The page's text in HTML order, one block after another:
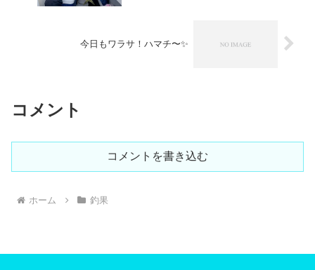
今日もワラサ！ハマチ〜✨
コメント
コメントを書き込む
ホーム 釣果